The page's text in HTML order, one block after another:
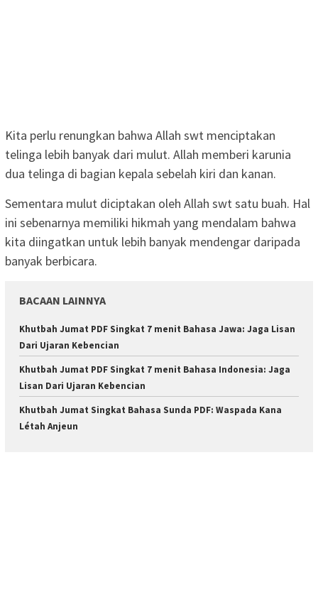
Kita perlu renungkan bahwa Allah swt menciptakan
telinga lebih banyak dari mulut. Allah memberi karunia
dua telinga di bagian kepala sebelah kiri dan kanan.
Sementara mulut diciptakan oleh Allah swt satu buah. Hal
ini sebenarnya memiliki hikmah yang mendalam bahwa
kita diingatkan untuk lebih banyak mendengar daripada
banyak berbicara.
BACAAN LAINNYA
Khutbah Jumat PDF Singkat 7 menit Bahasa Jawa: Jaga Lisan
Dari Ujaran Kebencian
Khutbah Jumat PDF Singkat 7 menit Bahasa Indonesia: Jaga
Lisan Dari Ujaran Kebencian
Khutbah Jumat Singkat Bahasa Sunda PDF: Waspada Kana
Létah Anjeun